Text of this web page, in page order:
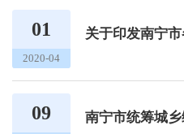
01
2020-04
09